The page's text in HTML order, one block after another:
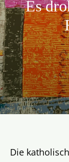
Aktion
Es
Die